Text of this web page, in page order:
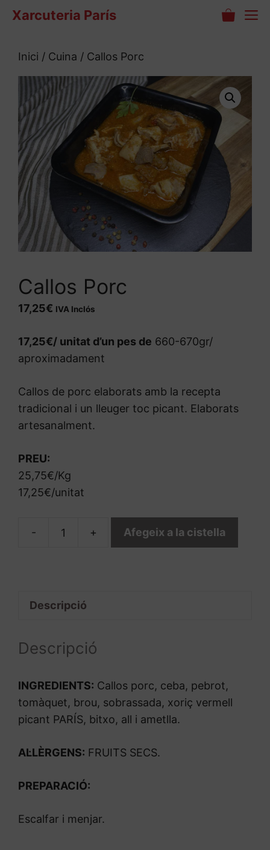
VésXarcuteria París
Inici / Cuina / Callos Porc
Callos Porc
17,25€ IVA Inclós
17,25€/ unitat d’un pes de 660-670gr/
aproximadament
Callos de porc elaborats amb la recepta
tradicional i un lleuger toc picant. Elaborats
artesanalment.
PREU:
25,75€/Kg
17,25€/unitat
-
quantitat
+ Afegeix a la cistella
Descripció
Descripció
INGREDIENTS: Callos porc, ceba, pebrot,
tomàquet, brou, sobrassada, xoriç vermell
picant PARÍS, bitxo, all i ametlla.
AL·LÈRGENS: FRUITS SECS.
PREPARACIÓ:
Escalfar i menjar.